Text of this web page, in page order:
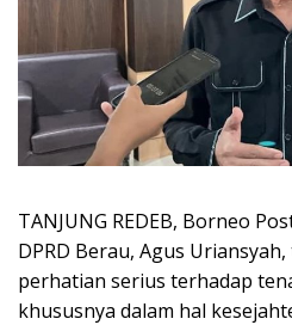
TANJUNG REDEB, Borneo
DPRD Berau, Agus
perhatian serius terhadap
khususnya dalam hal